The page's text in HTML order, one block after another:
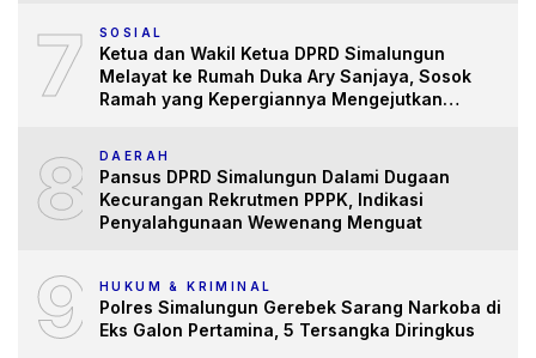
7 SOSIAL
Ketua dan Wakil Ketua DPRD Simalungun
Melayat ke Rumah Duka Ary Sanjaya, Sosok
Ramah yang Kepergiannya Mengejutkan
8 DAERAH
Pansus DPRD Simalungun Dalami Dugaan
Kecurangan Rekrutmen PPPK, Indikasi
Penyalahgunaan Wewenang Menguat
9 HUKUM & KRIMINAL
Polres Simalungun Gerebek Sarang Narkoba di
Eks Galon Pertamina, 5 Tersangka Diringkus